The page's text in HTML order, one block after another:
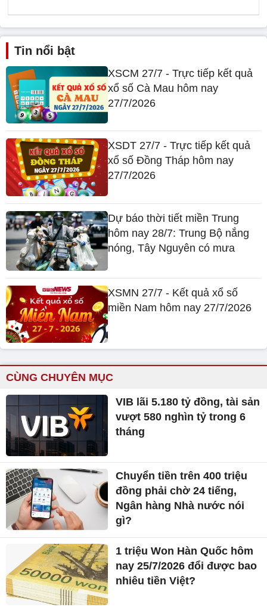
Tin nổi bật
XSCM 27/7 - Trực tiếp kết quả
xổ số Cà Mau hôm nay
27/7/2026
XSDT 27/7 - Trực tiếp kết quả
xổ số Đồng Tháp hôm nay
27/7/2026
Dự báo thời tiết miền Trung
hôm nay 28/7: Trung Bộ nắng
nóng, Tây Nguyên có mưa
XSMN 27/7 - Kết quả xổ số
miền Nam hôm nay 27/7/2026
CÙNG CHUYÊN MỤC
VIB lãi 5.180 tỷ đồng, tài sản
vượt 580 nghìn tỷ trong 6
tháng
Chuyển tiền trên 400 triệu
đồng phải chờ 24 tiếng,
Ngân hàng Nhà nước nói
gì?
1 triệu Won Hàn Quốc hôm
nay 25/7/2026 đổi được bao
nhiêu tiền Việt?